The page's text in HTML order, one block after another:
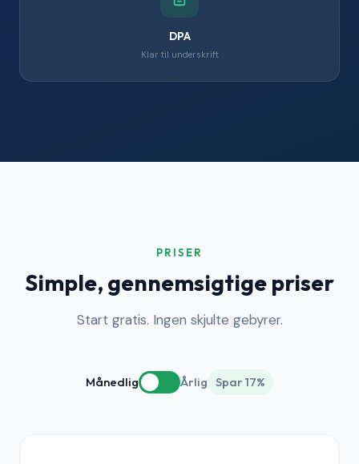
DPA
Klar til underskrift
PRISER
Simple, gennemsigtige priser
Start gratis. Ingen skjulte gebyrer.
Månedlig Årlig Spar 17%